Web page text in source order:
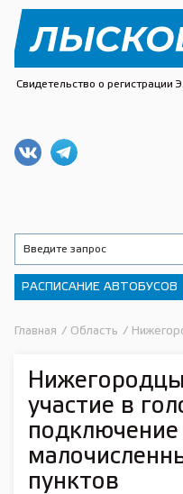
Свидетельство о
РАСПИСАНИЕ АВТОБУСОВ
Главная / Область /
участие в
подключение
пунктов